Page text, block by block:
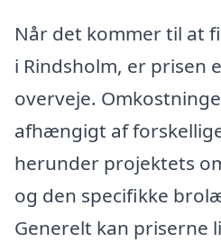
Når det kommer til at
i Rindsholm, er prisen
overveje.
afhængigt af
herunder projektets
og den specifikke
Generelt kan priserne